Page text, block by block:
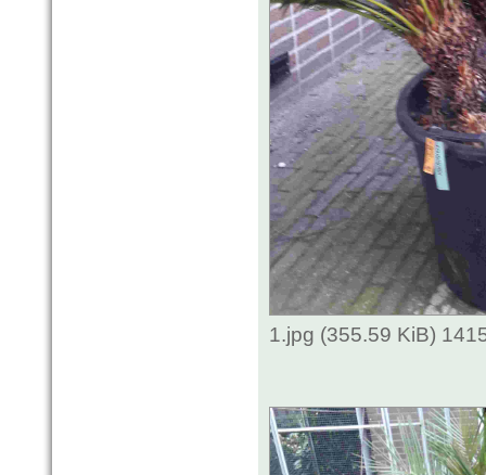
1.jpg (355.59 KiB)